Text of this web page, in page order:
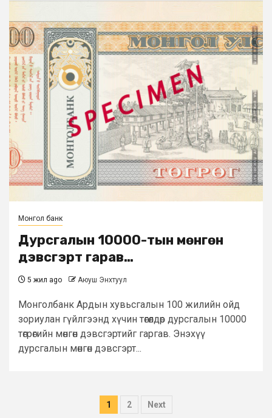
Монгол банк
Дурсгалын 10000-тын мөнгөн
дэвсгэрт гарав…
5 жил ago Аюуш Энхтуул
Монголбанк Ардын хувьсгалын 100 жилийн ойд
зориулан гүйлгээнд хүчин төгөлдөр дурсгалын 10000
төгрөгийн мөнгөн дэвсгэртийг гаргав. Энэхүү
дурсгалын мөнгөн дэвсгэрт...
Posts
1 2 Next